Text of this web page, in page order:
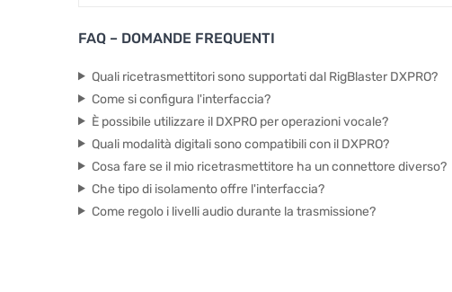
FAQ – DOMANDE FREQUENTI
Quali ricetrasmettitori sono supportati dal RigBlaster DXPRO?
Come si configura l'interfaccia?
È possibile utilizzare il DXPRO per operazioni vocale?
Quali modalità digitali sono compatibili con il DXPRO?
Cosa fare se il mio ricetrasmettitore ha un connettore diverso?
Che tipo di isolamento offre l'interfaccia?
Come regolo i livelli audio durante la trasmissione?